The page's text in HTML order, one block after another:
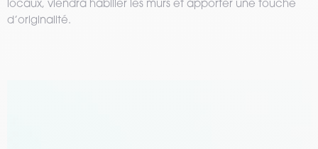
locaux, viendra habiller les murs et apporter une touche
d’originalité.